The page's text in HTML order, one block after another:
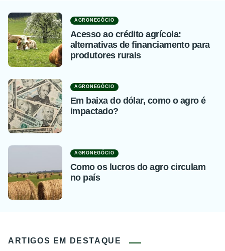
AGRONEGÓCIO
Acesso ao crédito agrícola:
alternativas de financiamento para
produtores rurais
AGRONEGÓCIO
Em baixa do dólar, como o agro é
impactado?
AGRONEGÓCIO
Como os lucros do agro circulam
no país
ARTIGOS EM DESTAQUE